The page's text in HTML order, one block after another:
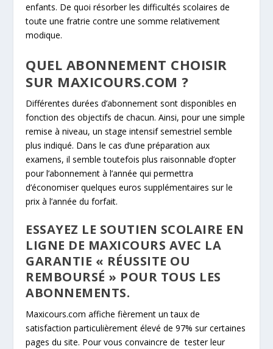
enfants. De quoi résorber les difficultés scolaires de
toute une fratrie contre une somme relativement
modique.
QUEL ABONNEMENT CHOISIR
SUR MAXICOURS.COM ?
Différentes durées d’abonnement sont disponibles en
fonction des objectifs de chacun. Ainsi, pour une simple
remise à niveau, un stage intensif semestriel semble
plus indiqué. Dans le cas d’une préparation aux
examens, il semble toutefois plus raisonnable d’opter
pour l’abonnement à l’année qui permettra
d’économiser quelques euros supplémentaires sur le
prix à l’année du forfait.
ESSAYEZ LE SOUTIEN SCOLAIRE EN
LIGNE DE MAXICOURS AVEC LA
GARANTIE « RÉUSSITE OU
REMBOURSÉ » POUR TOUS LES
ABONNEMENTS.
Maxicours.com affiche fièrement un taux de
satisfaction particulièrement élevé de 97% sur certaines
pages du site. Pour vous convaincre de tester leur